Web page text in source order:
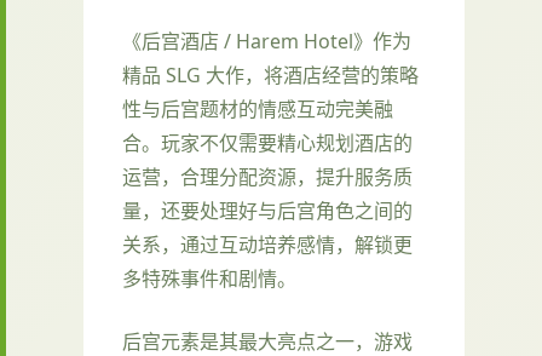
《后宫酒店 / Harem Hotel》作为
精品 SLG 大作，将酒店经营的策略
性与后宫题材的情感互动完美融
合。玩家不仅需要精心规划酒店的
运营，合理分配资源，提升服务质
量，还要处理好与后宫角色之间的
关系，通过互动培养感情，解锁更
多特殊事件和剧情。
后宫元素是其最大亮点之一，游戏